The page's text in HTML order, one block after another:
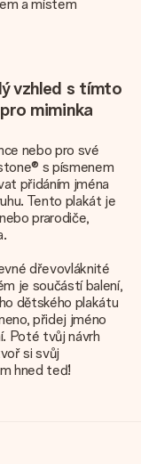
a místem
vzhled s tímto
miminka
nebo pro své
s písmenem
přidáním jména
Tento plakát je
prarodiče,
dřevovláknité
je součástí balení,
dětského plakátu
přidej jméno
Poté tvůj návrh
si svůj
hned teď!